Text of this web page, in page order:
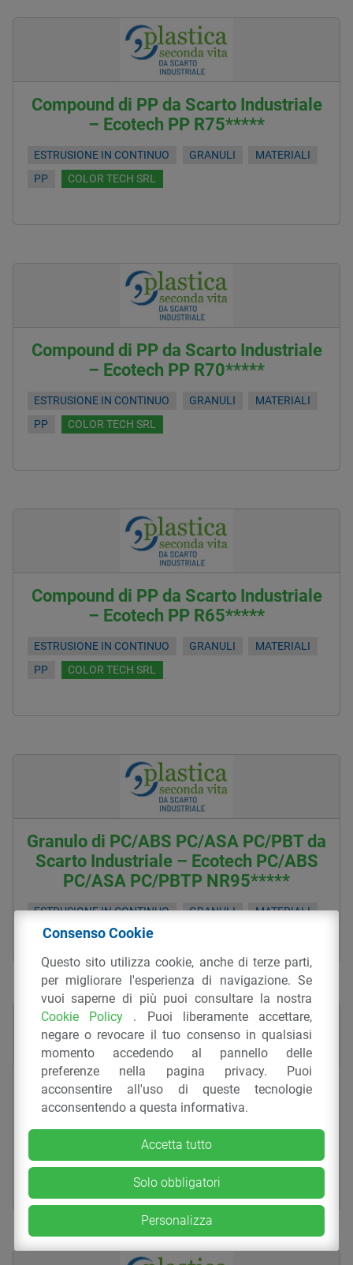
Compound di PP da Scarto Industriale
– Ecotech PP R75*****
ESTRUSIONE IN CONTINUO GRANULI
MATERIALI
PP
COLOR TECH SRL
Compound di PP da Scarto Industriale
– Ecotech PP R70*****
ESTRUSIONE IN CONTINUO GRANULI
MATERIALI
PP
COLOR TECH SRL
Compound di PP da Scarto Industriale
– Ecotech PP R65*****
ESTRUSIONE IN CONTINUO GRANULI
MATERIALI
PP
COLOR TECH SRL
Granulo di PC/ABS PC/ASA PC/PBT da
Scarto Industriale – Ecotech PC/ABS
PC/ASA PC/PBTP NR95*****
ESTRUSIONE IN CONTINUO GRANULI
MATERIALI
PC/ABS
PC/ASA COLOR TECH SRL
Granulo di PC/ABS PC/ASA PC/PBT da
Scarto Industriale – Ecotech PC/ABS
PC/ASA PC/PBTP NR90*****
ESTRUSIONE IN CONTINUO GRANULI
MATERIALI
COLOR TECH SRL
Consenso Cookie
Questo sito utilizza cookie, anche di terze parti,
per migliorare l'esperienza di navigazione. Se
vuoi saperne di più puoi consultare la nostra
Cookie Policy . Puoi liberamente accettare,
negare o revocare il tuo consenso in qualsiasi
momento accedendo al pannello delle
preferenze nella pagina privacy. Puoi
acconsentire all'uso di queste tecnologie
acconsentendo a questa informativa.
Accetta tutto
Solo obbligatori
Personalizza